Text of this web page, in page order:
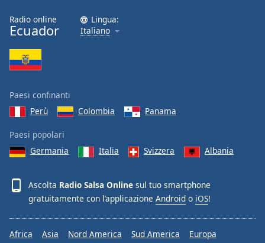
Reset
Done
Close
Modal
End
dialog
window.
Radio online
Ecuador
Lingua:
Italiano
Paesi confinanti
Perù
Colombia Panama
Paesi popolari
Germania
Italia Svizzera Albania
Ascolta Radio Salsa Online sul tuo smartphone
gratuitamente con l’applicazione Android o iOS!
Africa Asia Nord America Sud America Europa